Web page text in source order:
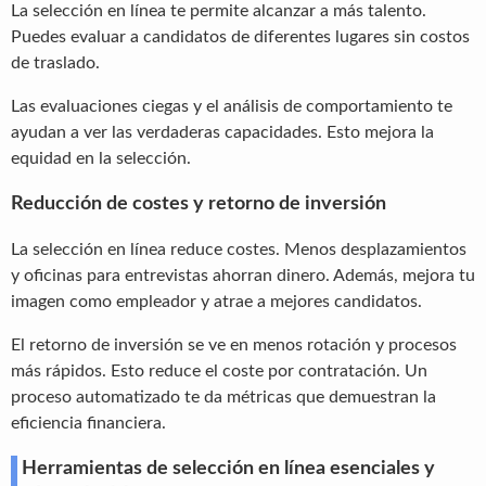
La selección en línea te permite alcanzar a más talento.
Puedes evaluar a candidatos de diferentes lugares sin costos
de traslado.
Las evaluaciones ciegas y el análisis de comportamiento te
ayudan a ver las verdaderas capacidades. Esto mejora la
equidad en la selección.
Reducción de costes y retorno de inversión
La selección en línea reduce costes. Menos desplazamientos
y oficinas para entrevistas ahorran dinero. Además, mejora tu
imagen como empleador y atrae a mejores candidatos.
El retorno de inversión se ve en menos rotación y procesos
más rápidos. Esto reduce el coste por contratación. Un
proceso automatizado te da métricas que demuestran la
eficiencia financiera.
Herramientas de selección en línea esenciales y